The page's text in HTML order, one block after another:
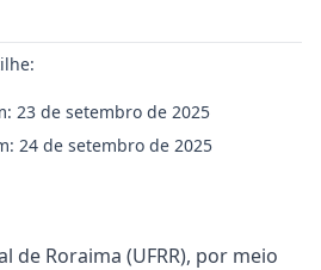
23 de setembro de 2025
24 de setembro de 2025
de Roraima (UFRR), por meio